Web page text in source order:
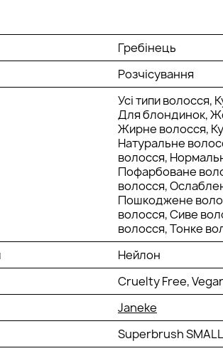
Гребінець
Розчісування
Усі типи волосся,
Для блондинок,
Жирне волосся,
Натуральне
волосся,
Пофарбоване
волосся,
Пошкоджене
волосся, Сиве
волосся, Тонке
Нейлон
Cruelty Free,
Janeke
Superbrush SMALL